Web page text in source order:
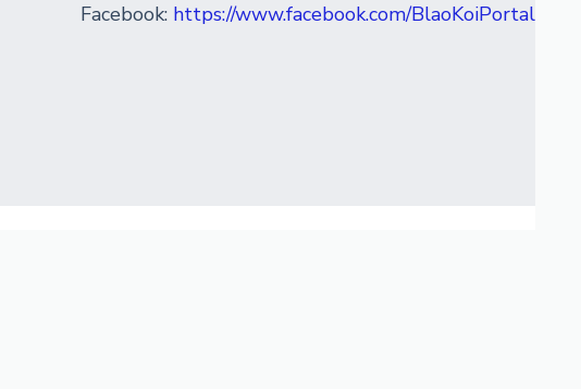
Facebook: https://www.facebook.com/BlaoKoiPortal